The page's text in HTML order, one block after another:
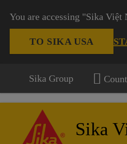
You are accessing "Sika
TO SIKA USA
Sika Group
Sika